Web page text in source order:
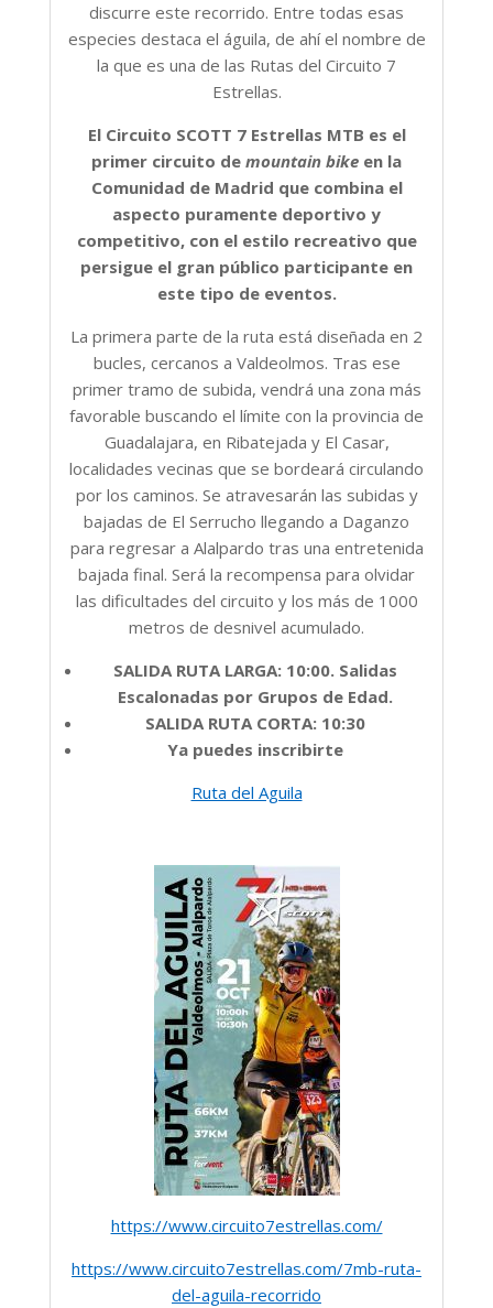
discurre este recorrido. Entre todas esas
especies destaca el águila, de ahí el nombre de
la que es una de las Rutas del Circuito 7
Estrellas.
El Circuito SCOTT 7 Estrellas MTB es el
primer circuito de mountain bike en la
Comunidad de Madrid que combina el
aspecto puramente deportivo y
competitivo, con el estilo recreativo que
persigue el gran público participante en
este tipo de eventos.
La primera parte de la ruta está diseñada en 2
bucles, cercanos a Valdeolmos. Tras ese
primer tramo de subida, vendrá una zona más
favorable buscando el límite con la provincia de
Guadalajara, en Ribatejada y El Casar,
localidades vecinas que se bordeará circulando
por los caminos. Se atravesarán las subidas y
bajadas de El Serrucho llegando a Daganzo
para regresar a Alalpardo tras una entretenida
bajada final. Será la recompensa para olvidar
las dificultades del circuito y los más de 1000
metros de desnivel acumulado.
SALIDA RUTA LARGA: 10:00. Salidas
Escalonadas por Grupos de Edad.
SALIDA RUTA CORTA: 10:30
Ya puedes inscribirte
Ruta del Aguila
https://www.circuito7estrellas.com/
https://www.circuito7estrellas.com/7mb-ruta-
del-aguila-recorrido